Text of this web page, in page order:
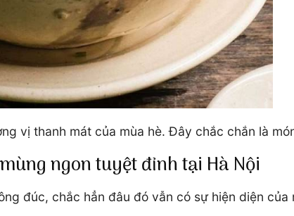
vị thanh mát của mùa hè. Đây chắc chắn là
ngon tuyệt đỉnh tại Hà Nội
đúc, chắc hẳn đâu đó vẫn có sự hiện diện